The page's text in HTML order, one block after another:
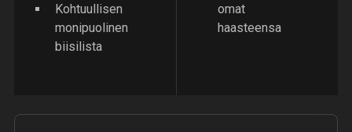
Kohtuullisen
monipuolinen
biisilista
omat
haasteensa